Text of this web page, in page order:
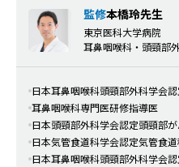
監修本橋玲先生
東京医科大学病院
耳鼻咽喉科・頭頸部
日本耳鼻咽喉科頭頸部外科学会
耳鼻咽喉科専門医研修指導医
日本頭頸部外科学会認定頭頸部
日本気管食道科学会認定気管食
日本耳鼻咽喉科頭頸部外科学会